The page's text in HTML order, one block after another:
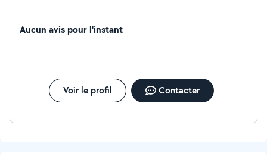
Aucun avis pour l'instant
Voir le profil Contacter